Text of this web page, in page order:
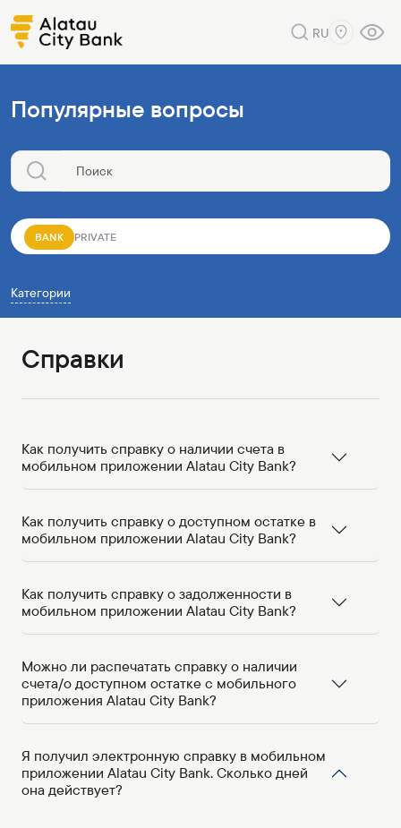
RU
Популярные вопросы
BANK PRIVATE
Категории
Справки
Как получить справку о наличии счета в
мобильном приложении Alatau City Bank?
Как получить справку о доступном остатке в
мобильном приложении Alatau City Bank?
Как получить справку о задолженности в
мобильном приложении Alatau City Bank?
Можно ли распечатать справку о наличии
счета/о доступном остатке с мобильного
приложения Alatau City Bank?
Я получил электронную справку в мобильном
приложении Alatau City Bank. Сколько дней
она действует?